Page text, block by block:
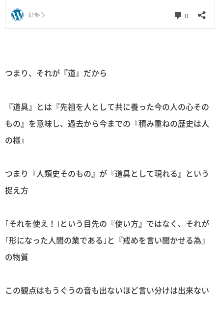
つまり、それが『道』だから
『道具』とは『先祖を人として共に養った今の人の心その
もの』を意味し、過去から今までの『積み重ねの歴史は人
の様』
つまり『人類史そのもの』が『道具として現れる』という
捉え方
｢それを使え！｣という目先の『使い方』ではなく、それが
｢形になった人間の業である｣と『戒めを言い聞かせる為』
の物質
この観点はもうぐうの音も出ないほど言い分けは出来ない